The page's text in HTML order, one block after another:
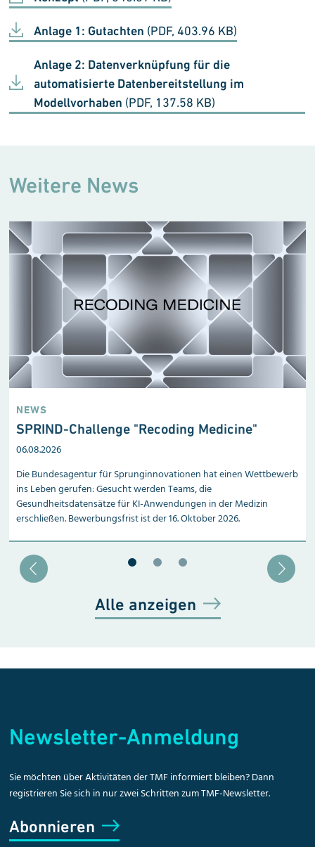
Anlage 1: Gutachten (PDF, 403.96 KB)
Anlage 2: Datenverknüpfung für die
automatisierte Datenbereitstellung im
Modellvorhaben (PDF, 137.58 KB)
Weitere News
NEWS
SPRIND-Challenge "Recoding Medicine"
06.08.2026
Die Bundesagentur für Sprunginnovationen hat einen Wettbewerb
ins Leben gerufen: Gesucht werden Teams, die
Gesundheitsdatensätze für KI-Anwendungen in der Medizin
erschließen. Bewerbungsfrist ist der 16. Oktober 2026.
Alle anzeigen
Newsletter-Anmeldung
Sie möchten über Aktivitäten der TMF informiert bleiben? Dann
registrieren Sie sich in nur zwei Schritten zum TMF-Newsletter.
Abonnieren